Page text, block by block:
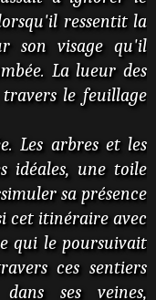
ressentit la
son visage qu'il
La lueur des
le feuillage
Les arbres et les
idéales, une toile
sa présence
cet itinéraire avec
qui le poursuivait
ces sentiers
ses veines,